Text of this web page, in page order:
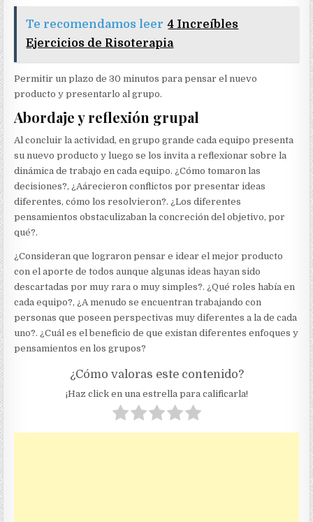
Te recomendamos leer 4 Increíbles
Ejercicios de Risoterapia
Permitir un plazo de 30 minutos para pensar el nuevo
producto y presentarlo al grupo.
Abordaje y reflexión grupal
Al concluir la actividad, en grupo grande cada equipo presenta
su nuevo producto y luego se los invita a reflexionar sobre la
dinámica de trabajo en cada equipo. ¿Cómo tomaron las
decisiones?, ¿Aárecieron conflictos por presentar ideas
diferentes, cómo los resolvieron?. ¿Los diferentes
pensamientos obstaculizaban la concreción del objetivo, por
qué?.
¿Consideran que lograron pensar e idear el mejor producto
con el aporte de todos aunque algunas ideas hayan sido
descartadas por muy rara o muy simples?. ¿Qué roles había en
cada equipo?, ¿A menudo se encuentran trabajando con
personas que poseen perspectivas muy diferentes a la de cada
uno?. ¿Cuál es el beneficio de que existan diferentes enfoques y
pensamientos en los grupos?
¿Cómo valoras este contenido?
¡Haz click en una estrella para calificarla!